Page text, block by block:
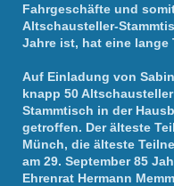
Fahrgeschäfte und
Altschausteller-
Jahre ist, hat eine lange
Auf Einladung von
knapp 50
Stammtisch in der
getroffen. Der älteste
Münch, die älteste
am 29. September 85
Ehrenrat Hermann